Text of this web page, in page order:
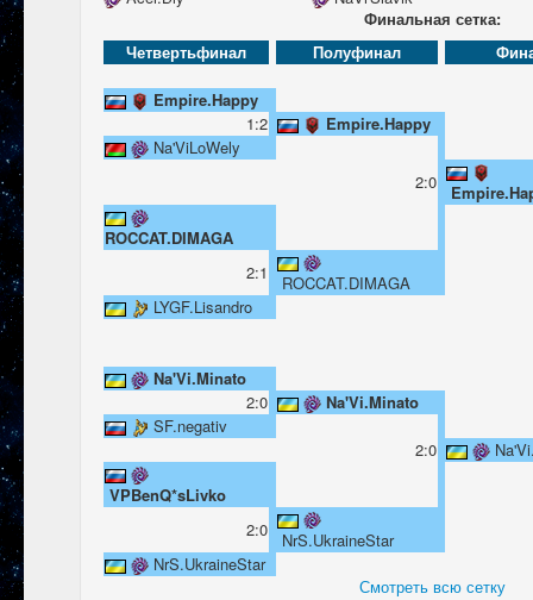
Финальная сетка:
Четвертьфинал
Полуфинал
Empire.Happy
1:2
Empire.Happy
Na'ViLoWely
2:0
ROCCAT.DIMAGA
2:1
ROCCAT.DIMAGA
LYGF.Lisandro
Na'Vi.Minato
2:0
Na'Vi.Minato
SF.negativ
2:0
VPBenQ*sLivko
2:0
NrS.UkraineStar
NrS.UkraineStar
Смотреть всю сетку